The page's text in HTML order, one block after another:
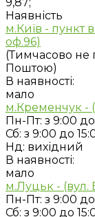
Наявність
м.Київ - пункт
оф.96)
(Тимчасово не
Поштою)
В наявності:
мало
м.Кременчук -
Пн-Пт: з 9:00
Сб: з 9:00 до
Нд: вихідний
В наявності:
мало
м.Луцьк - (вул.
Пн-Пт: з 9:00
Сб: з 9:00 до